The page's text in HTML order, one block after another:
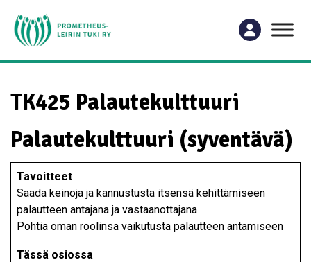
TK425 Palautekulttuuri
Palautekulttuuri (syventävä)
Tavoitteet
Saada keinoja ja kannustusta itsensä kehittämiseen
palautteen antajana ja vastaanottajana
Pohtia oman roolinsa vaikutusta palautteen antamiseen
Tässä osiossa